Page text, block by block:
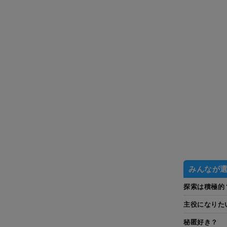
みんなが
探索は積極的
主役になりた
秘匿好き？